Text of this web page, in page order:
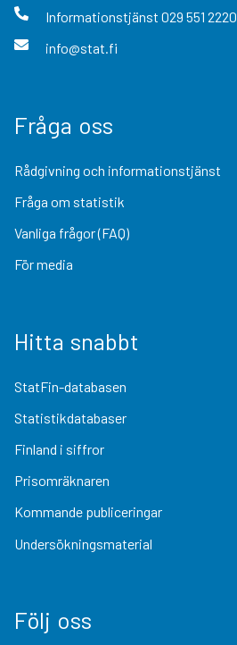
Informationstjänst 029 551 2220
info@stat.fi
Fråga oss
Rådgivning och informationstjänst
Fråga om statistik
Vanliga frågor (FAQ)
För media
Hitta snabbt
StatFin-databasen
Statistikdatabaser
Finland i siffror
Prisomräknaren
Kommande publiceringar
Undersökningsmaterial
Följ oss